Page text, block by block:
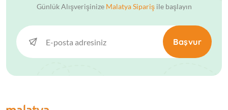
Günlük Alışverişinize Malatya Siparişile başlayın
Başvur